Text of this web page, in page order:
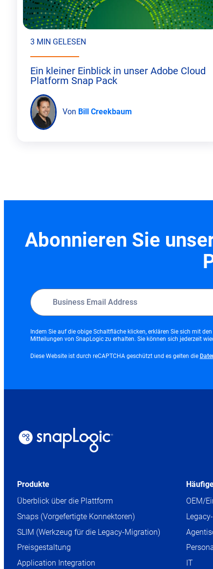
3 MIN GELESEN
Ein kleiner Einblick in unser Adobe Cloud
Platform Snap Pack
Von Bill Creekbaum
Abonnieren Sie
Indem Sie auf die obige Schaltfläche klicken, erklären Sie sich mit den
Mitteilungen von SnapLogic zu erhalten. Sie können sich jederzeit
Diese Website ist durch reCAPTCHA geschützt und es gelten die
Produkte
Überblick über die Plattform
Snaps (Vorgefertigte Konnektoren)
SLIM (Werkzeug für die Legacy-Migration)
Preisgestaltung
Application Integration
OEM/
IT